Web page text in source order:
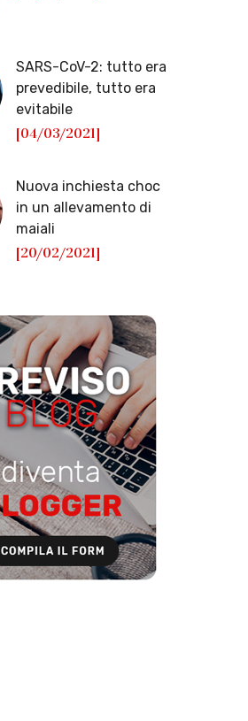
SARS-CoV-2: tutto era
prevedibile, tutto era
evitabile
[04/03/2021]
Nuova inchiesta choc
in un allevamento di
maiali
[20/02/2021]